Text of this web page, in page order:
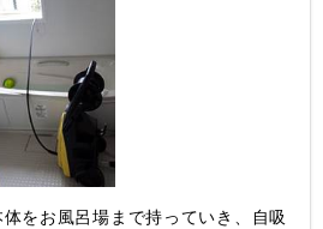
をお風呂場まで持っていき、自吸